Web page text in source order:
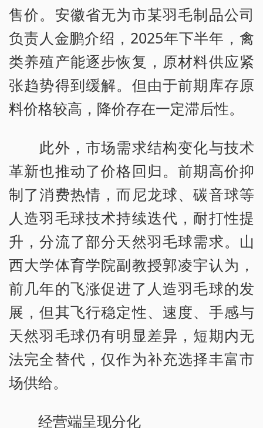
售价。安徽省无为市某羽毛制品公司
负责人金鹏介绍，2025年下半年，禽
类养殖产能逐步恢复，原材料供应紧
张趋势得到缓解。但由于前期库存原
料价格较高，降价存在一定滞后性。
此外，市场需求结构变化与技术
革新也推动了价格回归。前期高价抑
制了消费热情，而尼龙球、碳音球等
人造羽毛球技术持续迭代，耐打性提
升，分流了部分天然羽毛球需求。山
西大学体育学院副教授郭凌宇认为，
前几年的飞涨促进了人造羽毛球的发
展，但其飞行稳定性、速度、手感与
天然羽毛球仍有明显差异，短期内无
法完全替代，仅作为补充选择丰富市
场供给。
经营端呈现分化